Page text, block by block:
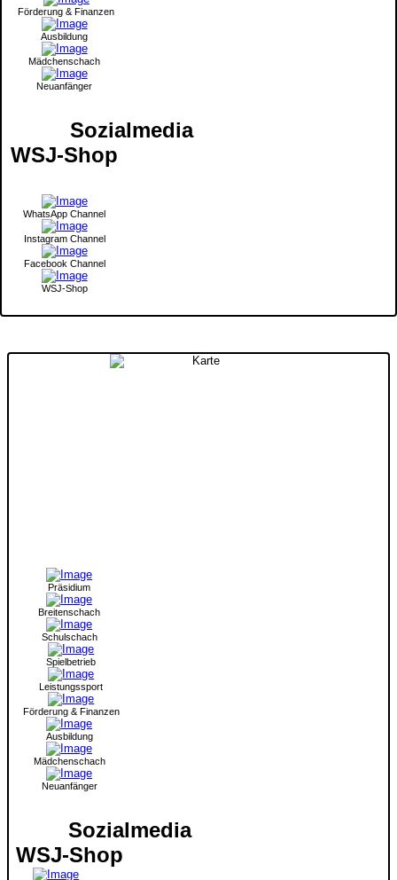
Förderung & Finanzen
Ausbildung
Mädchenschach
Neuanfänger
Sozialmedia
WSJ-Shop
WhatsApp Channel
Instagram Channel
Facebook Channel
WSJ-Shop
Präsidium
Breitenschach
Schulschach
Spielbetrieb
Leistungssport
Förderung & Finanzen
Ausbildung
Mädchenschach
Neuanfänger
Sozialmedia
WSJ-Shop